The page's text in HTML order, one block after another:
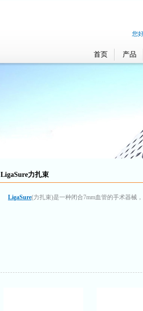
您
首页 产品
LigaSure力扎束
LigaSure(力扎束)是一种闭合7mm血管的手术器械